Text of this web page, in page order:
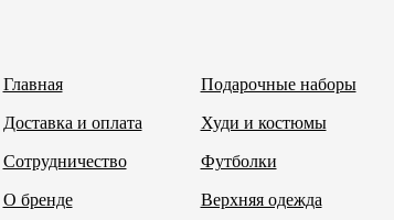
Главная
Доставка и оплата
Сотрудничество
О бренде
Подарочные наборы
Худи и костюмы
Футболки
Верхняя одежда